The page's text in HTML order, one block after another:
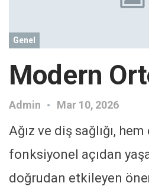
Genel
Modern
Admin Mar 10, 2026
Ağız ve diş sağlığı,
fonksiyonel açıdan
doğrudan etkileyen